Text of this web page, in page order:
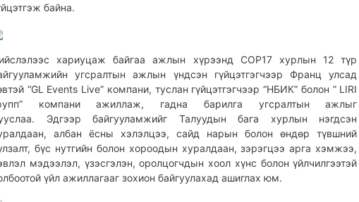
байна.
хариуцаж байгаа ажлын хүрээнд COP17 хурлын 12 түр
угсралтын ажлын үндсэн гүйцэтгэгчээр Франц улсад
“GL Events Live” компани, туслан гүйцэтгэгчээр “НБИК” болон ” LIRI
компани ажиллаж, гадна барилга угсралтын ажлыг
Эдгээр байгууламжийг Талуудын бага хурлын нэгдсэн
албан ёсны хэлэлцээ, сайд нарын болон өндөр түвшний
бүс нутгийн болон хороодын хуралдаан, зэрэгцээ арга хэмжээ,
мэдээлэл, үзэсгэлэн, оролцогчдын хоол хүнс болон үйлчилгээтэй
үйл ажиллагааг зохион байгуулахад ашиглах юм.